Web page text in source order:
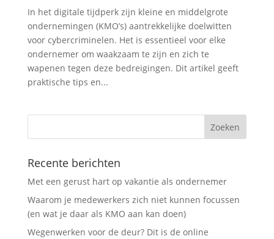
In het digitale tijdperk zijn kleine en middelgrote
ondernemingen (KMO’s) aantrekkelijke doelwitten
voor cybercriminelen. Het is essentieel voor elke
ondernemer om waakzaam te zijn en zich te
wapenen tegen deze bedreigingen. Dit artikel geeft
praktische tips en...
Recente berichten
Met een gerust hart op vakantie als ondernemer
Waarom je medewerkers zich niet kunnen focussen
(en wat je daar als KMO aan kan doen)
Wegenwerken voor de deur? Dit is de online